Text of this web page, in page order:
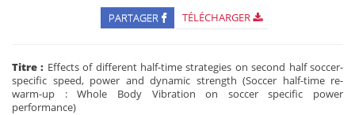
PARTAGER
TÉLÉCHARGER
Titre : Effects of different half-time strategies on second half soccer-
specific speed, power and dynamic strength (Soccer half-time re-
warm-up : Whole Body Vibration on soccer specific power
performance)